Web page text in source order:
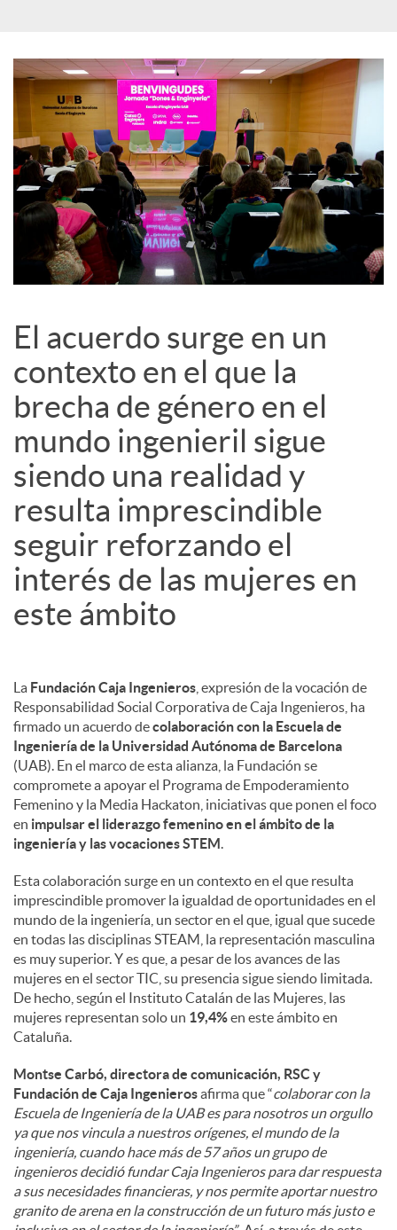
c
o
n
e
n
i
d
o
s
El acuerdo surge en un
contexto en el que la
brecha de género en el
mundo ingenieril sigue
siendo una realidad y
resulta imprescindible
seguir reforzando el
interés de las mujeres en
este ámbito
La Fundación Caja Ingenieros , expresión de la vocación de
Responsabilidad Social Corporativa de Caja Ingenieros, ha
firmado un acuerdo decolaboración con la Escuela de
Ingeniería de la Universidad Autónoma de Barcelona
(UAB). En el marco de esta alianza, la Fundación se
compromete a apoyar el Programa de Empoderamiento
Femenino y la Media Hackaton, iniciativas que ponen el foco
en impulsar el liderazgo femenino en el ámbito de la
ingeniería y las vocaciones STEM.
Esta colaboración surge en un contexto en el que resulta
imprescindible promover la igualdad de oportunidades en el
mundo de la ingeniería, un sector en el que, igual que sucede
en todas las disciplinas STEAM, la representación masculina
es muy superior. Y es que, a pesar de los avances de las
mujeres en el sector TIC, su presencia sigue siendo limitada.
De hecho, según el Instituto Catalán de las Mujeres, las
mujeres representan solo un 19,4%en este ámbito en
Cataluña.
Montse Carbó, directora de comunicación, RSC y
Fundación de Caja Ingenierosafirma que “colaborar con la
Escuela de Ingeniería de la UAB es para nosotros un orgullo
ya que nos vincula a nuestros orígenes, el mundo de la
ingeniería, cuando hace más de 57 años un grupo de
ingenieros decidió fundar Caja Ingenieros para dar respuesta
a sus necesidades financieras, y nos permite aportar nuestro
granito de arena en la construcción de un futuro más justo e